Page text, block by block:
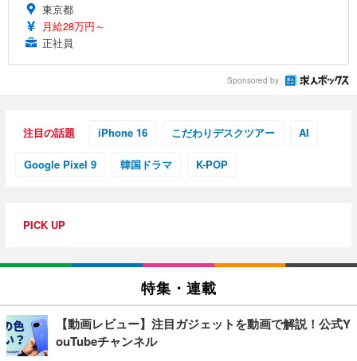
東京都
月給28万円～
正社員
Sponsored by
注目の話題 iPhone 16 こだわりデスクツアー AI
Google Pixel 9 韓国ドラマ K-POP
PICK UP
特集・連載
【動画レビュー】注目ガジェットを動画で解説！公式Y
ouTubeチャンネル